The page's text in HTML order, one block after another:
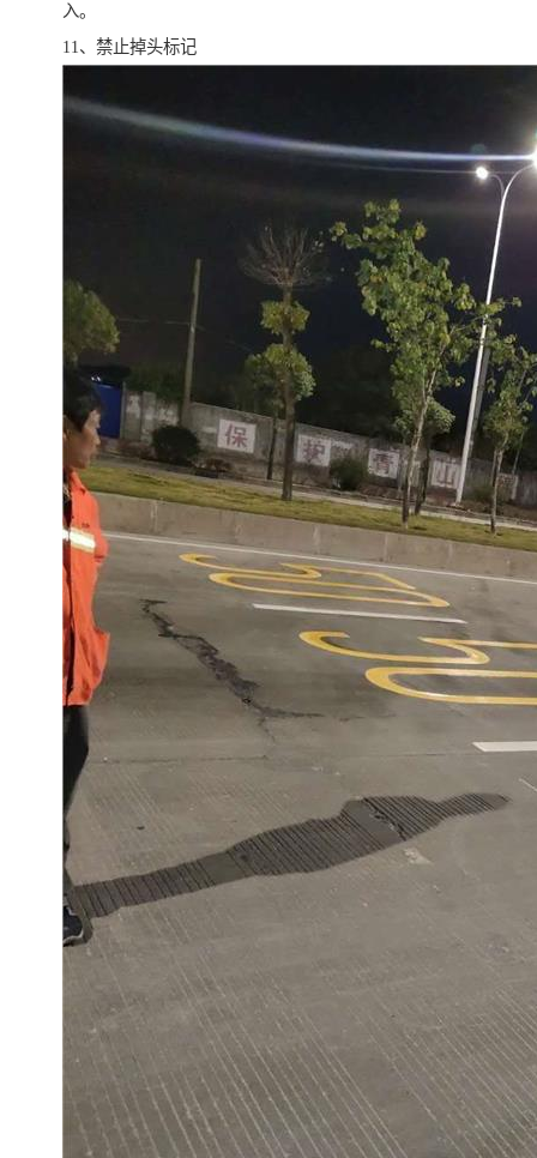
入。
11、禁止掉头标记